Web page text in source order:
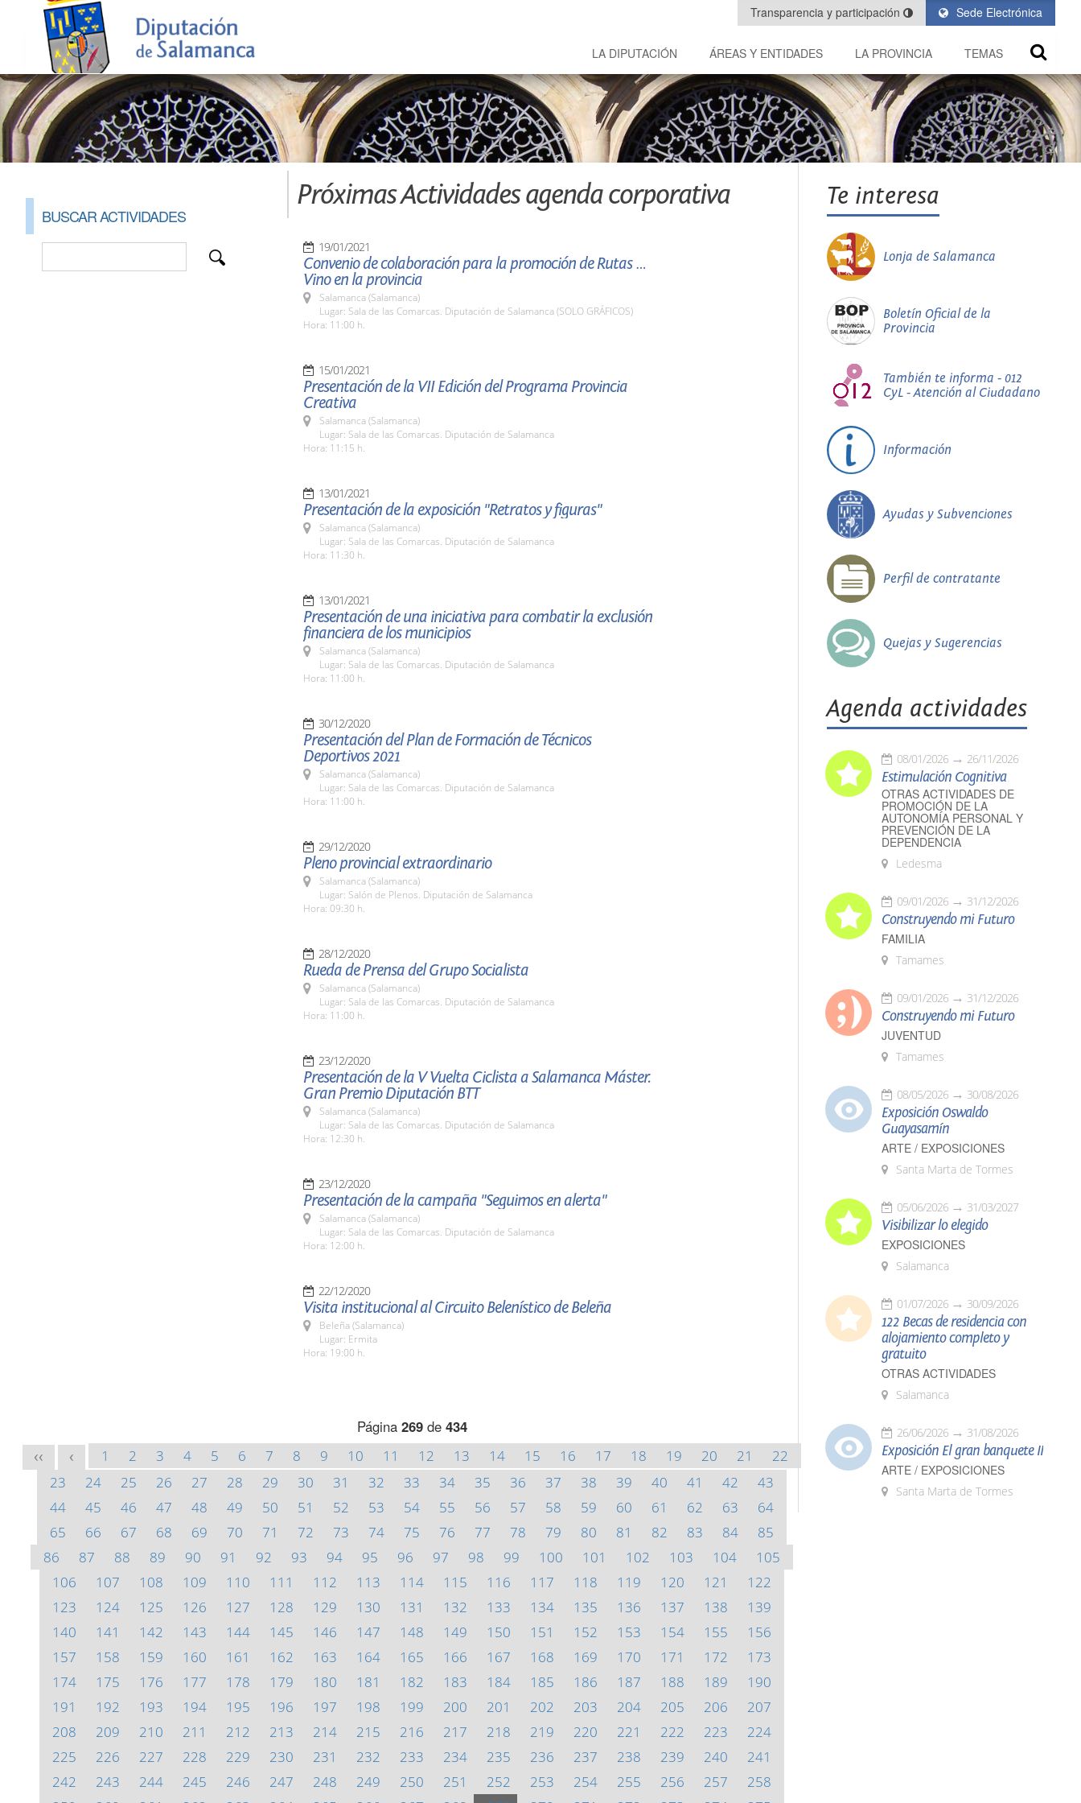
Sede Electrónica
Transparencia y participación
LA DIPUTACIÓN ÁREAS Y ENTIDADES LA PROVINCIA TEMAS
BUSCAR ACTIVIDADES
Próximas Actividades agenda corporativa
19/01/2021
Convenio de colaboración para la promoción de Rutas del
Vino en la provincia
Salamanca (Salamanca)
Lugar: Sala de las Comarcas. Diputación de Salamanca (SOLO GRÁFICOS)
Hora: 11:00 h.
15/01/2021
Presentación de la VII Edición del Programa Provincia
Creativa
Salamanca (Salamanca)
Lugar: Sala de las Comarcas. Diputación de Salamanca
Hora: 11:15 h.
13/01/2021
Presentación de la exposición "Retratos y figuras"
Salamanca (Salamanca)
Lugar: Sala de las Comarcas. Diputación de Salamanca
Hora: 11:30 h.
13/01/2021
Presentación de una iniciativa para combatir la exclusión
financiera de los municipios
Salamanca (Salamanca)
Lugar: Sala de las Comarcas. Diputación de Salamanca
Hora: 11:00 h.
30/12/2020
Presentación del Plan de Formación de Técnicos
Deportivos 2021
Salamanca (Salamanca)
Lugar: Sala de las Comarcas. Diputación de Salamanca
Hora: 11:00 h.
29/12/2020
Pleno provincial extraordinario
Salamanca (Salamanca)
Lugar: Salón de Plenos. Diputación de Salamanca
Hora: 09:30 h.
28/12/2020
Rueda de Prensa del Grupo Socialista
Salamanca (Salamanca)
Lugar: Sala de las Comarcas. Diputación de Salamanca
Hora: 11:00 h.
23/12/2020
Presentación de la V Vuelta Ciclista a Salamanca Máster.
Gran Premio Diputación BTT
Salamanca (Salamanca)
Lugar: Sala de las Comarcas. Diputación de Salamanca
Hora: 12:30 h.
23/12/2020
Presentación de la campaña "Seguimos en alerta"
Salamanca (Salamanca)
Lugar: Sala de las Comarcas. Diputación de Salamanca
Hora: 12:00 h.
22/12/2020
Visita institucional al Circuito Belenístico de Beleña
Beleña (Salamanca)
Lugar: Ermita
Hora: 19:00 h.
Página 269de 434
<< < 1 2 3 4 5 6 7 8 9 10 11 12 13 14 15 16 17 18 19 20 21
22
23
24 25 26 27 28 29 30 31 32 33 34 35 36 37 38 39 40 41 42
43
44
45 46 47 48 49 50 51 52 53 54 55 56 57 58 59 60 61 62 63
64
65
66 67 68 69 70 71 72 73 74 75 76 77 78 79 80 81 82 83 84
85
86
87 88 89 90 91 92 93 94 95 96 97 98 99 100 101 102 103 104
105
106
107 108 109 110 111 112 113 114 115 116 117 118 119 120 121
122
123
124 125 126 127 128 129 130 131 132 133 134 135 136 137 138
139
140
141 142 143 144 145 146 147 148 149 150 151 152 153 154 155
156
157
158 159 160 161 162 163 164 165 166 167 168 169 170 171 172
173
174
175 176 177 178 179 180 181 182 183 184 185 186 187 188 189
190
191
192 193 194 195 196 197 198 199 200 201 202 203 204 205 206
207
208
209 210 211 212 213 214 215 216 217 218 219 220 221 222 223
224
225
226 227 228 229 230 231 232 233 234 235 236 237 238 239 240
241
242
243 244 245 246 247 248 249 250 251 252 253 254 255 256 257
258
Te interesa
Lonja de Salamanca
Boletín Oficial de la
Provincia
También te informa - 012
CyL - Atención al Ciudadano
Información
Ayudas y Subvenciones
Perfil de contratante
Quejas y Sugerencias
Agenda actividades
08/01/2026 26/11/2026
Estimulación Cognitiva
OTRAS ACTIVIDADES DE
PROMOCIÓN DE LA
AUTONOMÍA PERSONAL Y
PREVENCIÓN DE LA
DEPENDENCIA
Ledesma
09/01/2026 31/12/2026
Construyendo mi Futuro
FAMILIA
Tamames
09/01/2026 31/12/2026
Construyendo mi Futuro
JUVENTUD
Tamames
08/05/2026 30/08/2026
Exposición Oswaldo
Guayasamín
ARTE / EXPOSICIONES
Santa Marta de Tormes
05/06/2026 31/03/2027
Visibilizar lo elegido
EXPOSICIONES
Salamanca
01/07/2026 30/09/2026
122 Becas de residencia con
alojamiento completo y
gratuito
OTRAS ACTIVIDADES
Salamanca
26/06/2026 31/08/2026
Exposición El gran banquete II
ARTE / EXPOSICIONES
Santa Marta de Tormes